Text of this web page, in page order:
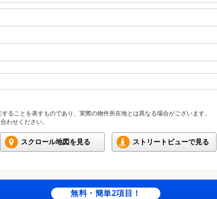
ることを表すものであり、実際の物件所在地とは異なる場合がございます。
わせください。
スクロール地図を見る ストリートビューで見る
無料・簡単2項目！